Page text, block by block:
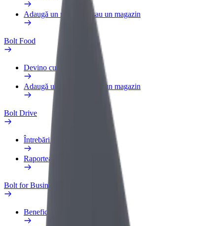
Adaugă un restaurant sau un magazin
Bolt Food
Devino curier
Adaugă un restaurant sau un magazin
Bolt Drive
Întrebări frecvente
Raportează un vehicul
Bolt for Business
Beneficii